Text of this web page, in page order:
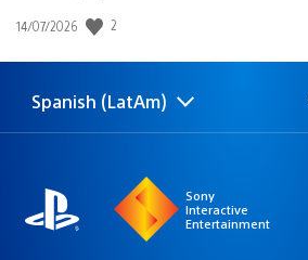
Fecha
publicación:
14/07/2026 2
Elige
una
Región
actual:
Spanish (LatAm)
Sony
Interactive
Entertainment